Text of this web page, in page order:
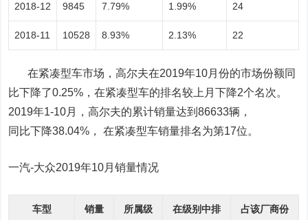
2018-12 9845 7.79% 1.99% 24
2018-11 10528 8.93% 2.13% 22
在紧凑型车市场，高尔夫在2019年10月份的市场份额同
比下降了0.25%，在紧凑型车的排名较上月下降2个名次。
2019年1-10月，高尔夫的累计销量达到86633辆，
同比下降38.04%， 在紧凑型车销量排名为第17位。
一汽-大众2019年10月销量情况
车型 销量
所属级
在级别中排
占该厂商份